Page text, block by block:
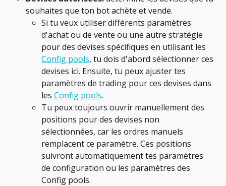
souhaites que ton bot achète et vende.
Si tu veux utiliser différents paramètres
d'achat ou de vente ou une autre stratégie
pour des devises spécifiques en utilisant les
Config pools, tu dois d'abord sélectionner ces
devises ici. Ensuite, tu peux ajuster tes
paramètres de trading pour ces devises dans
les Config pools.
Tu peux toujours ouvrir manuellement des
positions pour des devises non
sélectionnées, car les ordres manuels
remplacent ce paramètre. Ces positions
suivront automatiquement tes paramètres
de configuration ou les paramètres des
Config pools.